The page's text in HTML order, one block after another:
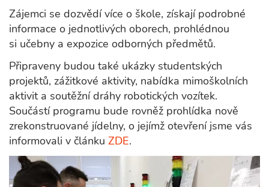
Zájemci se dozvědí více o škole, získají podrobné
informace o jednotlivých oborech, prohlédnou
si učebny a expozice odborných předmětů.
Připraveny budou také ukázky studentských
projektů, zážitkové aktivity, nabídka mimoškolních
aktivit a soutěžní dráhy robotických vozítek.
Součástí programu bude rovněž prohlídka nově
zrekonstruované jídelny, o jejímž otevření jsme vás
informovali v článku ZDE.